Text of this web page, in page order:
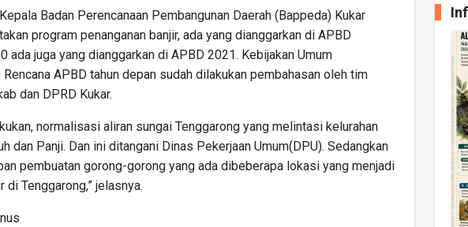
Badan Perencanaan Pembangunan Daerah (Bappeda) Kukar
program penanganan banjir, ada yang dianggarkan di APBD
ada juga yang dianggarkan di APBD 2021. Kebijakan Umum
Rencana APBD tahun depan sudah dilakukan pembahasan oleh tim
dan DPRD Kukar.
normalisasi aliran sungai Tenggarong yang melintasi kelurahan
dan Panji. Dan ini ditangani Dinas Pekerjaan Umum(DPU). Sedangkan
pembuatan gorong-gorong yang ada dibeberapa lokasi yang menjadi
di Tenggarong,” jelasnya.